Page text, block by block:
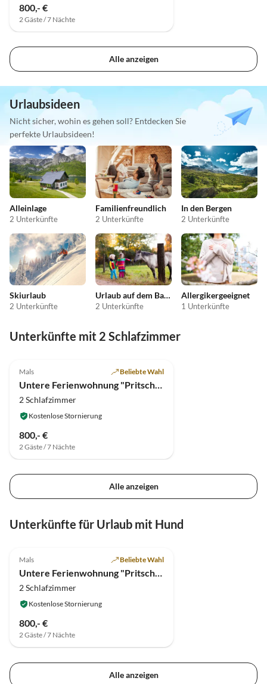
800,- €
2 Gäste / 7 Nächte
Alle anzeigen
Urlaubsideen
Nicht sicher, wohin es gehen soll? Entdecken Sie
perfekte Urlaubsideen!
Alleinlage
2 Unterkünfte
Familienfreundlich
2 Unterkünfte
In den Bergen
2 Unterkünfte
Skiurlaub
2 Unterkünfte
Urlaub auf dem Bauernhof
2 Unterkünfte
Allergikergeeignet
1 Unterkünfte
Unterkünfte mit 2 Schlafzimmer
Mals Beliebte Wahl
Untere Ferienwohnung "Pritscheshof"
2 Schlafzimmer
Kostenlose Stornierung
800,- €
2 Gäste / 7 Nächte
Alle anzeigen
Unterkünfte für Urlaub mit Hund
Mals Beliebte Wahl
Untere Ferienwohnung "Pritscheshof"
2 Schlafzimmer
Kostenlose Stornierung
800,- €
2 Gäste / 7 Nächte
Alle anzeigen